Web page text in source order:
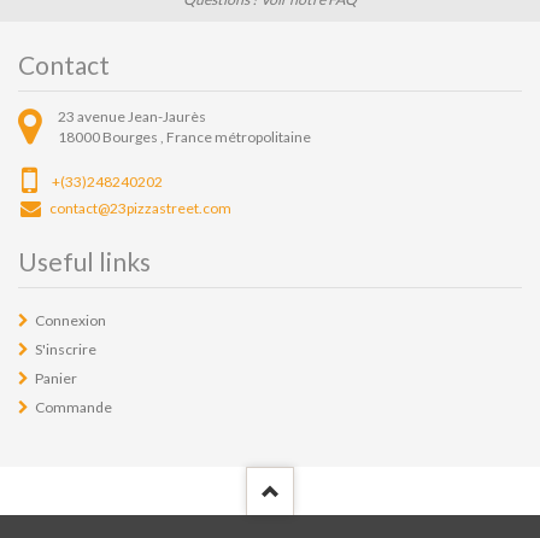
Contact
23 avenue Jean-Jaurès
18000 Bourges , France métropolitaine
+(33)248240202
contact@23pizzastreet.com
Useful links
Connexion
S'inscrire
Panier
Commande